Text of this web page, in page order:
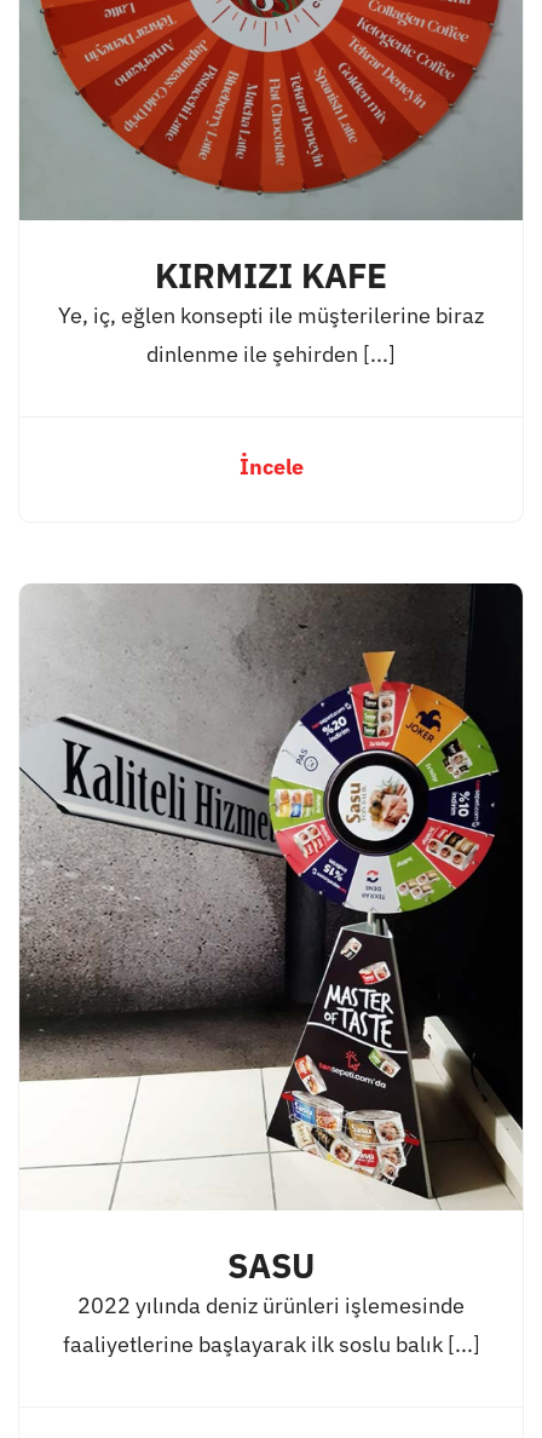
KIRMIZI KAFE
Ye, iç, eğlen konsepti ile müşterilerine biraz
dinlenme ile şehirden [...]
İncele
SASU
2022 yılında deniz ürünleri işlemesinde
faaliyetlerine başlayarak ilk soslu balık [...]